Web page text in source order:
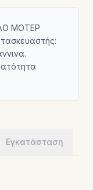
ΜΟΤΕΡ
Εγκατάσταση